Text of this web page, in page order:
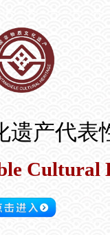
遗产代表
Cultural